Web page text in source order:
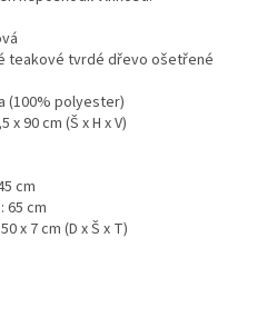
teakové tvrdé dřevo ošetřené
(100% polyester)
x 90 cm (Š x H x V)
cm
65 cm
x 7 cm (D x Š x T)